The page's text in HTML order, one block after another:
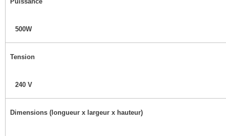
500W
Tension
240 V
Dimensions (longueur x largeur x hauteur)